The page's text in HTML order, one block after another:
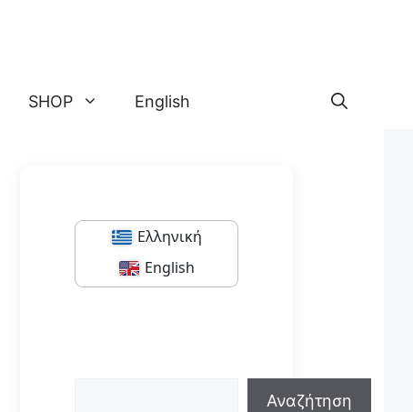
SHOP English
Ελληνική
English
Αναζήτηση